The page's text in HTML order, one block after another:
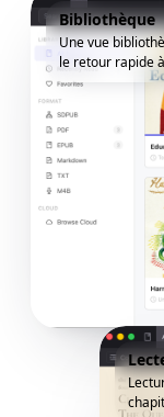
Bibliothèque
Une vue
le retour rapide